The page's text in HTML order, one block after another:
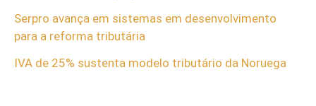
Serpro avança em sistemas em desenvolvimento
para a reforma tributária
IVA de 25% sustenta modelo tributário da Noruega